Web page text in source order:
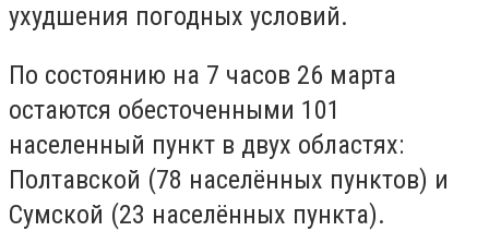
ухудшения погодных условий.
По состоянию на 7 часов 26 марта
остаются обесточенными 101
населенный пункт в двух областях:
Полтавской (78 населённых пунктов) и
Сумской (23 населённых пункта).